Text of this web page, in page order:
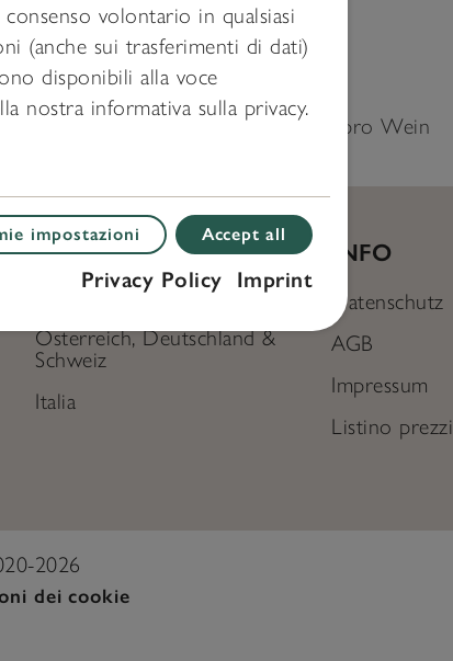
und Bild mit bis zu 200 Datensätze pro Wein
OFFICE
I tuoi esperti di vino
Österreich, Deutschland &
Schweiz
Italia
INFO
Datenschutz
AGB
Impressum
Listino prezzi
2026
dei cookie
volontario in qualsiasi
(anche sui trasferimenti di dati)
disponibili alla voce
nostra informativa sulla privacy.
impostazioni Accept all
Privacy Policy Imprint